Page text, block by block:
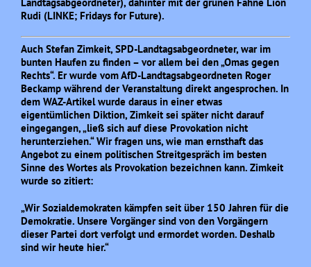
Rudi (LINKE; Fridays for Future).
Auch Stefan Zimkeit, SPD-Landtagsabgeordneter, war im
bunten Haufen zu finden – vor allem bei den „Omas gegen
Rechts“. Er wurde vom AfD-Landtagsabgeordneten Roger
Beckamp während der Veranstaltung direkt angesprochen. In
dem WAZ-Artikel wurde daraus in einer etwas
eigentümlichen Diktion, Zimkeit sei später nicht darauf
eingegangen, „ließ sich auf diese Provokation nicht
herunterziehen.“ Wir fragen uns, wie man ernsthaft das
Angebot zu einem politischen Streitgespräch im besten
Sinne des Wortes als Provokation bezeichnen kann. Zimkeit
wurde so zitiert:
„Wir Sozialdemokraten kämpfen seit über 150 Jahren für die
Demokratie. Unsere Vorgänger sind von den Vorgängern
dieser Partei dort verfolgt und ermordet worden. Deshalb
sind wir heute hier.“